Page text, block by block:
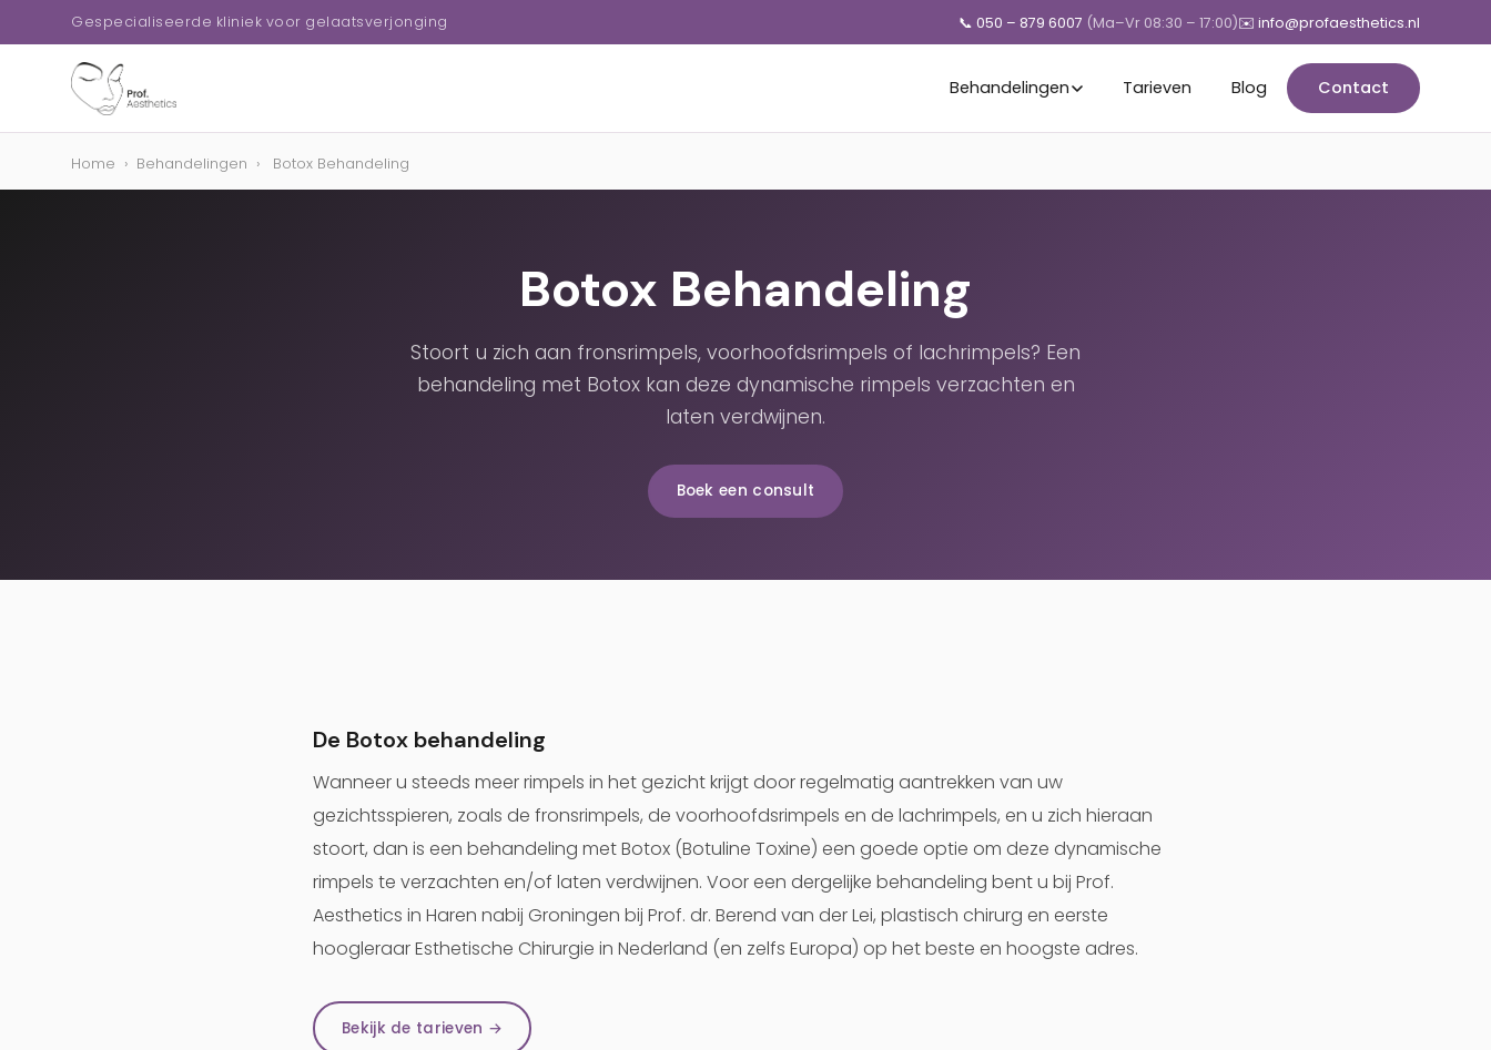
Gespecialiseerde kliniek voor gelaatsverjonging 📞 050 – 879 6007 (Ma–Vr 08:30 – 17:00)✉️ info@profaesthetics.nl
Behandelingen Tarieven Blog Contact
Home › Behandelingen › Botox Behandeling
Botox Behandeling
Stoort u zich aan fronsrimpels, voorhoofdsrimpels of lachrimpels? Een
behandeling met Botox kan deze dynamische rimpels verzachten en
laten verdwijnen.
Boek een consult
De Botox behandeling
Wanneer u steeds meer rimpels in het gezicht krijgt door regelmatig aantrekken van uw
gezichtsspieren, zoals de fronsrimpels, de voorhoofdsrimpels en de lachrimpels, en u zich hieraan
stoort, dan is een behandeling met Botox (Botuline Toxine) een goede optie om deze dynamische
rimpels te verzachten en/of laten verdwijnen. Voor een dergelijke behandeling bent u bij Prof.
Aesthetics in Haren nabij Groningen bij Prof. dr. Berend van der Lei, plastisch chirurg en eerste
hoogleraar Esthetische Chirurgie in Nederland (en zelfs Europa) op het beste en hoogste adres.
Bekijk de tarieven →